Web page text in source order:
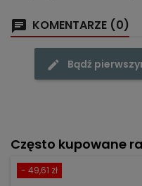
KOMENTARZE (0)
Bądź
Często kupowane
- 49,61 zł